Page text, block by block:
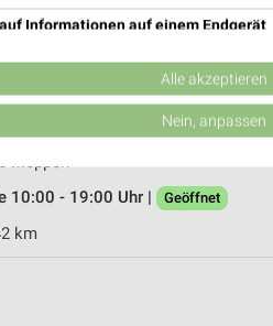
08:00 - 20:00 Uhr | Geöffnet
29
Meppen
10:00 - 19:00 Uhr |
Geöffnet
km
Informationen auf einem Endgerät
zur Auswahl von Werbeanzeigen
Werbung
von Inhalten
Alle akzeptieren
Nein, anpassen